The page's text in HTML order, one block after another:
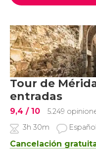
Tour de
entradas
9,4 / 10
5.249
3h 30m
Español
Cancelación